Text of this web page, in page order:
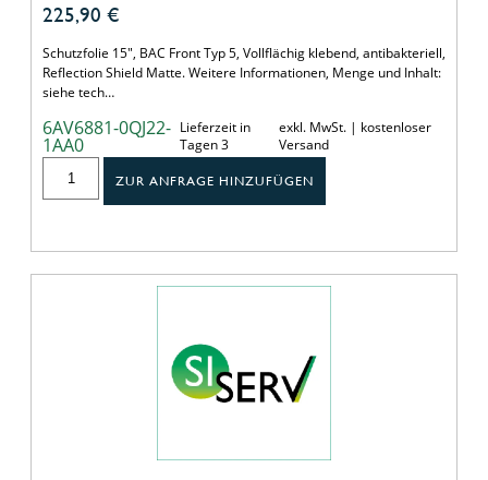
225,90 €
Schutzfolie 15", BAC Front Typ 5, Vollflächig klebend, antibakteriell,
Reflection Shield Matte. Weitere Informationen, Menge und Inhalt:
siehe tech…
6AV6881-0QJ22-
1AA0
Lieferzeit in
Tagen 3
exkl. MwSt. | kostenloser
Versand
ZUR ANFRAGE HINZUFÜGEN